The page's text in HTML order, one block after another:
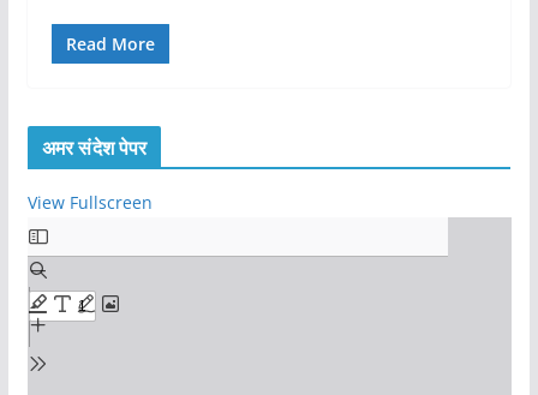
Read More
अमर संदेश पेपर
View Fullscreen
S
k
i
p
t